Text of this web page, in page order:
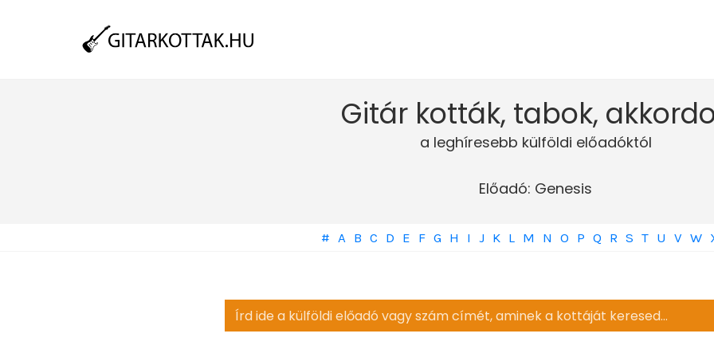
Gitár kották, tabok,
a leghíresebb külföldi előadóktól
Előadó: Genesis
# A B C D E F G H I J K L M N O P Q R S T U V W
Search
for: